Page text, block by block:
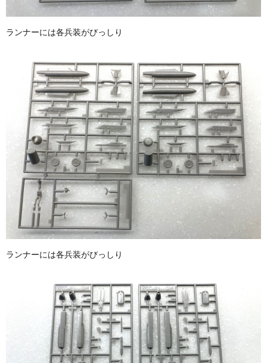
ランナーには各兵装がびっしり
ランナーには各兵装がびっしり